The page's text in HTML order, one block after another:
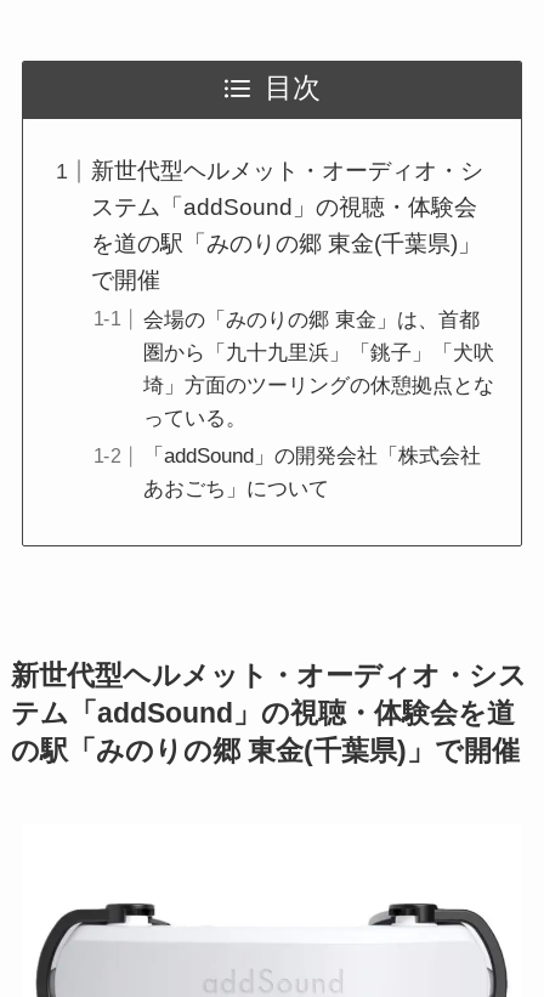
目次
新世代型ヘルメット・オーディオ・シ
ステム「addSound」の視聴・体験会
を道の駅「みのりの郷 東金(千葉県)」
で開催
会場の「みのりの郷 東金」は、首都
圏から「九十九里浜」「銚子」「犬吠
埼」方面のツーリングの休憩拠点とな
っている。
「addSound」の開発会社「株式会社
あおごち」について
新世代型ヘルメット・オーディオ・シス
テム「addSound」の視聴・体験会を道
の駅「みのりの郷 東金(千葉県)」で開催